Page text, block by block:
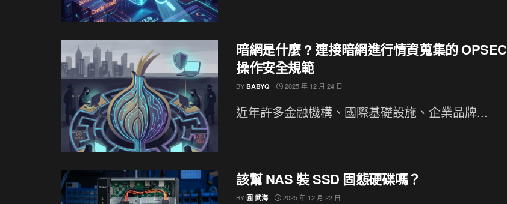
暗網是什麼 ? 連接暗網進行情資蒐集的 OPSEC
操作安全規範
BY BABYQ 2025 年 12 月 24 日
近年許多金融機構、國際基礎設施、企業品牌...
該幫 NAS 裝 SSD 固態硬碟嗎？
BY 圓 武海 2025 年 12 月 22 日